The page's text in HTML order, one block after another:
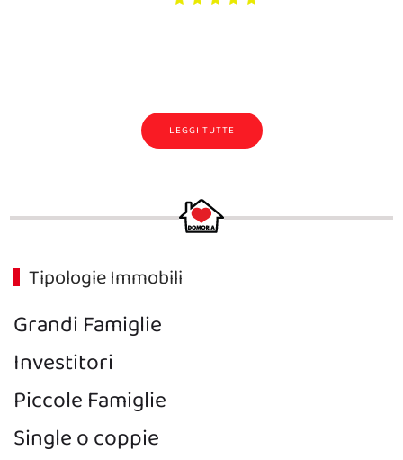
LEGGI TUTTE
Tipologie Immobili
Grandi Famiglie
Investitori
Piccole Famiglie
Single o coppie